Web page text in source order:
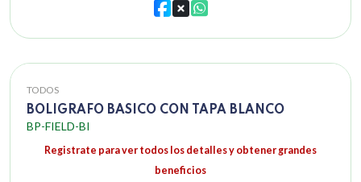
TODOS
BOLIGRAFO BASICO CON TAPA BLANCO
BP-FIELD-BI
Registrate para ver todos los detalles y obtener grandes
beneficios